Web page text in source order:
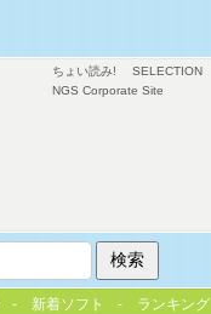
ちょい読み! SELECTION
NGS Corporate Site
新着ソフト ランキング